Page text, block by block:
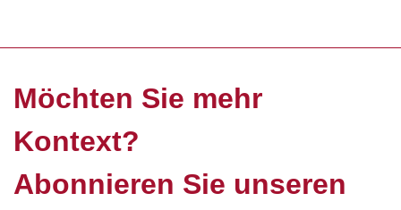
Möchten Sie mehr
Kontext?
Abonnieren Sie unseren